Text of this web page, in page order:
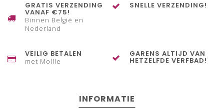
GRATIS VERZENDING
VANAF €75!
Binnen België en
Nederland
SNELLE VERZENDING!
VEILIG BETALEN
met Mollie
GARENS ALTIJD VAN
HETZELFDE VERFBAD!
INFORMATIE